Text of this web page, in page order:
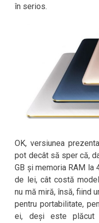
în serios.
OK, versiunea
pot decât să sper că,
GB și memoria RAM la
de lei, cât costă
nu mă miră, însă, fiind
pentru portabilitate,
ei, deși este